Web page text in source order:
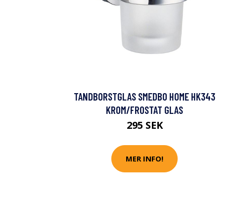
TANDBORSTGLAS SMEDBO HOME HK343
KROM/FROSTAT GLAS
295 SEK
MER INFO!